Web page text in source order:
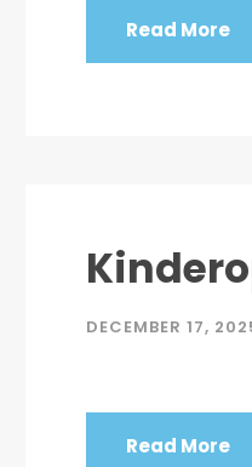
Read More
DECEMBER 17,
Read More